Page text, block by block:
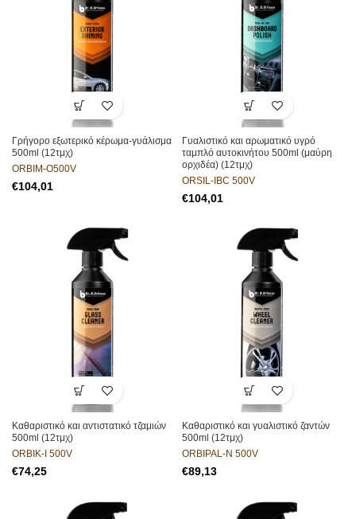
Γρήγορο εξωτερικό κέρωμα-γυάλισμα
500ml (12τμχ)
ORBIM-O500V
€
Γυαλιστικό και αρωματικό υγρό
ταμπλό αυτοκινήτου 500ml (μαύρη
ορχιδέα) (12τμχ)
ORSIL-IBC 500V
€
Καθαριστικό και αντιστατικό τζαμιών
500ml (12τμχ)
ORBIK-I 500V
€
Καθαριστικό και γυαλιστικό ζαντών
500ml (12τμχ)
ORBIPAL-N 500V
€